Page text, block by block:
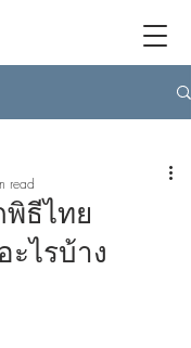
ธีไทย
ไรบ้าง
read